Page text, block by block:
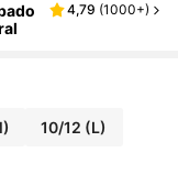
4,79 (1000+)
10/12 (L)